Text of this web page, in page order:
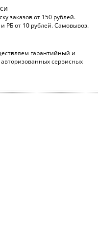
заказов от 150 рублей.
РБ от 10 рублей. Самовывоз.
гарантийный и
сервисных